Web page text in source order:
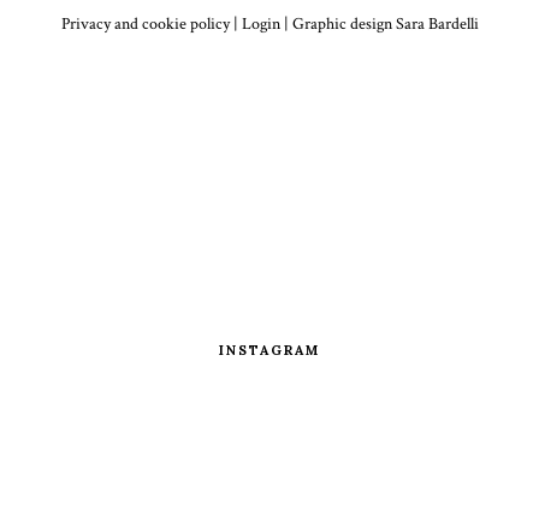
Privacy and cookie policy| Login| Graphic designSara Bardelli
INSTAGRAM